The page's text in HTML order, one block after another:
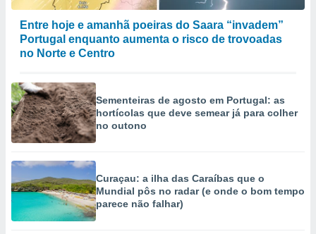
Entre hoje e amanhã poeiras do Saara “invadem”
Portugal enquanto aumenta o risco de trovoadas
no Norte e Centro
Sementeiras de agosto em Portugal: as
hortícolas que deve semear já para colher
no outono
Curaçau: a ilha das Caraíbas que o
Mundial pôs no radar (e onde o bom tempo
parece não falhar)